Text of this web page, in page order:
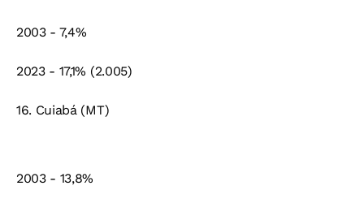
2003 - 7,4%
2023 - 17,1% (2.005)
16. Cuiabá (MT)
2003 - 13,8%